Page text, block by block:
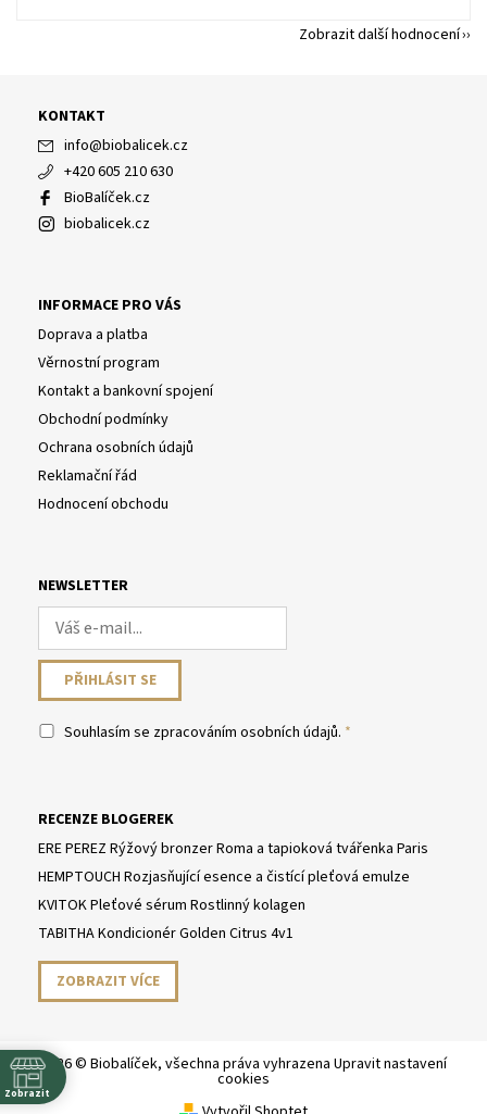
Zobrazit další hodnocení
KONTAKT
info@biobalicek.cz
+420 605 210 630
BioBalíček.cz
biobalicek.cz
INFORMACE PRO VÁS
Doprava a platba
Věrnostní program
Kontakt a bankovní spojení
Obchodní podmínky
Ochrana osobních údajů
Reklamační řád
Hodnocení obchodu
NEWSLETTER
Souhlasím se zpracováním osobních údajů.
RECENZE BLOGEREK
ERE PEREZ Rýžový bronzer Roma a tapioková tvářenka Paris
HEMPTOUCH Rozjasňující esence a čistící pleťová emulze
KVITOK Pleťové sérum Rostlinný kolagen
TABITHA Kondicionér Golden Citrus 4v1
ZOBRAZIT VÍCE
2026 © Biobalíček, všechna práva vyhrazena Upravit nastavení
cookies
Zobrazit